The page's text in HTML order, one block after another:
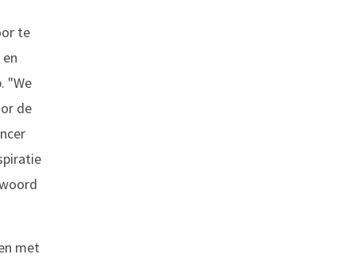
te
"We
de
met